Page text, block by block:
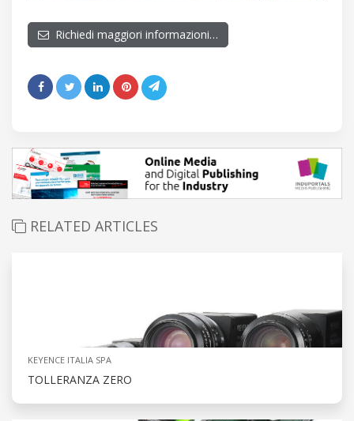
Richiedi maggiori informazioni…
RELATED ARTICLES
KEYENCE ITALIA SPA
TOLLERANZA ZERO